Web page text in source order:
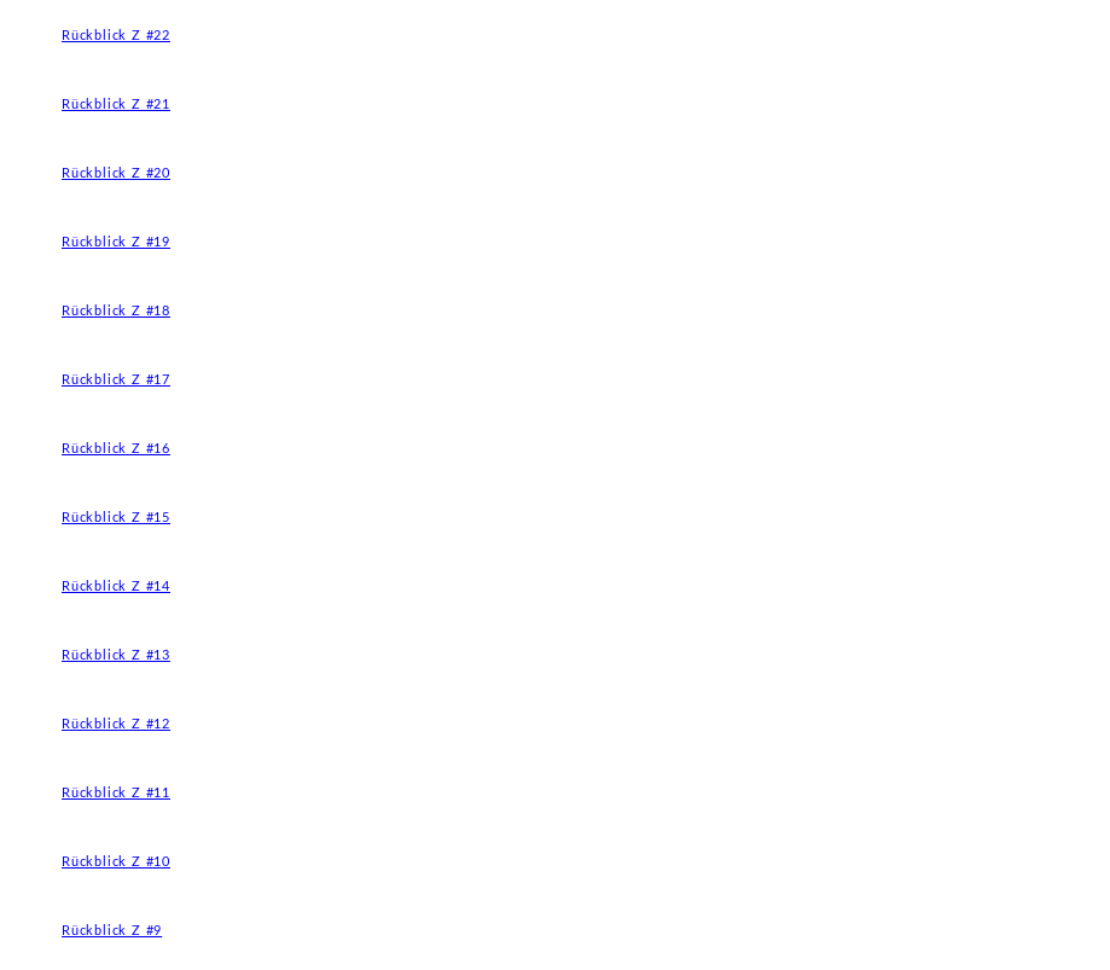
Rückblick Z #22
Rückblick Z #21
Rückblick Z #20
Rückblick Z #19
Rückblick Z #18
Rückblick Z #17
Rückblick Z #16
Rückblick Z #15
Rückblick Z #14
Rückblick Z #13
Rückblick Z #12
Rückblick Z #11
Rückblick Z #10
Rückblick Z #9